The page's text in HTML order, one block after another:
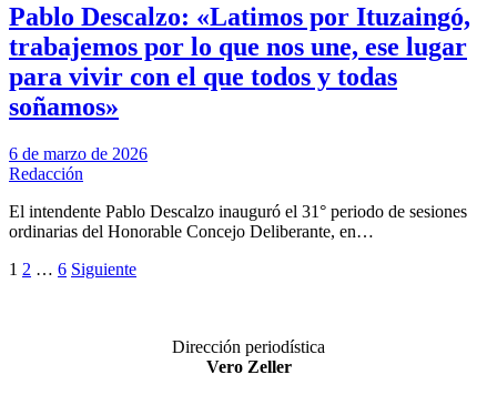
Pablo Descalzo: «Latimos por Ituzaingó,
trabajemos por lo que nos une, ese lugar
para vivir con el que todos y todas
soñamos»
6 de marzo de 2026
Redacción
El intendente Pablo Descalzo inauguró el 31° periodo de sesiones
ordinarias del Honorable Concejo Deliberante, en…
Paginación
1 2 … 6 Siguiente
Dirección periodística
Vero Zeller